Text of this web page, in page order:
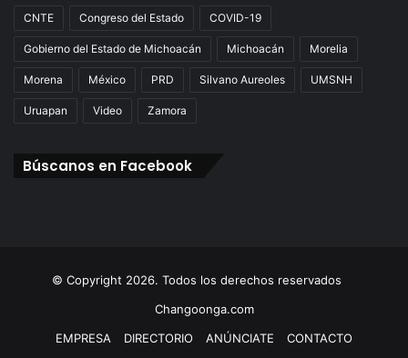
CNTE Congreso del Estado COVID-19
Gobierno del Estado de Michoacán Michoacán Morelia
Morena México PRD Silvano Aureoles UMSNH
Uruapan Video Zamora
Búscanos en Facebook
© Copyright 2026. Todos los derechos reservados
Changoonga.com
EMPRESA
DIRECTORIO ANÚNCIATE CONTACTO